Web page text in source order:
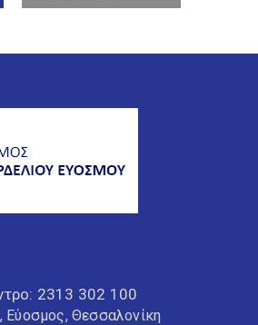
2313 302 100
Θεσσαλονίκη